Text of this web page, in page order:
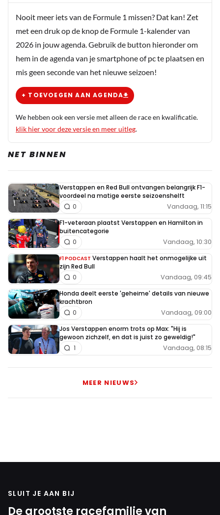
naar mijn idee gebleven. De stillere periode had hij
ook een andere relatie. Misschien heeft huidige
partner ook positieve invloed op hem. George vond ik
persoonlijk bij Williams ook altijd arrogant. Om 1 of
andere reden moet ik bij hem vaker aan Sheldon
Cooper vd big bang theorie denken ( zal wel aan mij
liggen) in de versie van eerste helft vd serie waarbij
blijft. Hij zal uiteraard meer volwassen gaan worden,
anderen
Nooit meer iets van de Formule 1 missen? Dat kan! Zet
met een druk op de knop de Formule 1-kalender van
2026 in jouw agenda. Gebruik de button hieronder om
hem in de agenda van je smartphone of pc te plaatsen en
mis geen seconde van het nieuwe seizoen!
+ TOEVOEGEN AAN AGENDA
We hebben ook een versie met alleen de race en kwalificatie.
klik hier voor deze versie en meer uitleg.
NET BINNEN
Verstappen en Red Bull ontvangen belangrijk F1-
voordeel na matige eerste seizoenshelft
Vandaag, 11:15
0
F1-veteraan plaatst Verstappen en Hamilton in
buitencategorie
Vandaag, 10:30
0
F1 PODCAST Verstappen haalt het onmogelijke uit
zijn Red Bull
Vandaag, 09:45
0
Honda deelt eerste 'geheime' details van nieuwe
krachtbron
Vandaag, 09:00
0
Jos Verstappen enorm trots op Max: "Hij is
gewoon zichzelf, en dat is juist zo geweldig!"
Vandaag, 08:15
1
MEER NIEUWS
SLUIT JE AAN BIJ
De grootste racefamilie van